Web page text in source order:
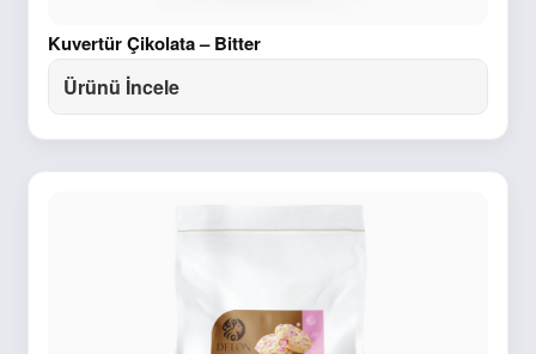
Kuvertür Çikolata – Bitter
Ürünü İncele